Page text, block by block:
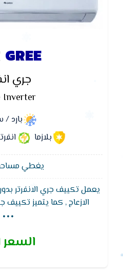
GREE
جري
Inverter
بارد
بلازما
يغطي مساحة 12
يعمل تكييف جري الانفرتر
الازعاج , كما يتميز
المتناسب مع جميع
...
السعر